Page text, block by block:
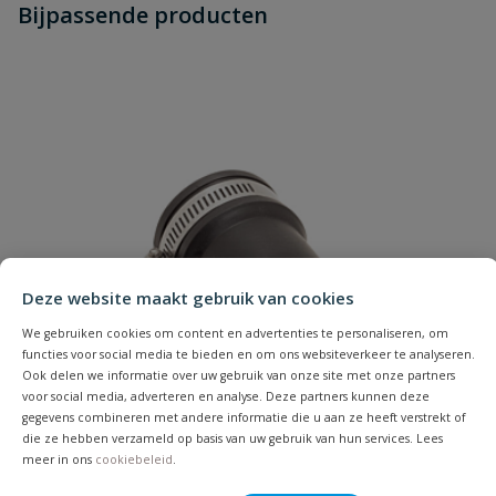
Deze website maakt gebruik van cookies
We gebruiken cookies om content en advertenties te personaliseren, om
functies voor social media te bieden en om ons websiteverkeer te analyseren.
Ook delen we informatie over uw gebruik van onze site met onze partners
voor social media, adverteren en analyse. Deze partners kunnen deze
gegevens combineren met andere informatie die u aan ze heeft verstrekt of
die ze hebben verzameld op basis van uw gebruik van hun services. Lees
meer in ons cookiebeleid.
dit product?
Schrijf zelf een beoordeling
Naam
Samenvatting
Beoordeling
Bijpassende producten